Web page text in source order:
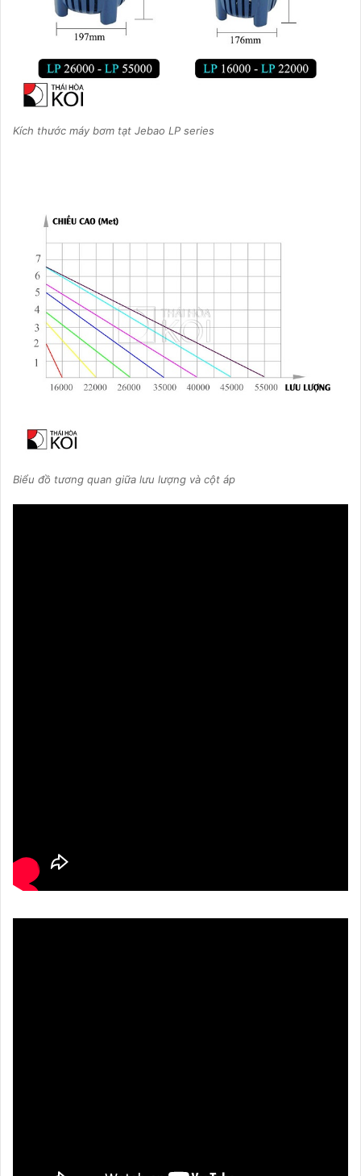
Kích thước máy bơm tạt Jebao LP series
Biểu đồ tương quan giữa lưu lượng và cột áp